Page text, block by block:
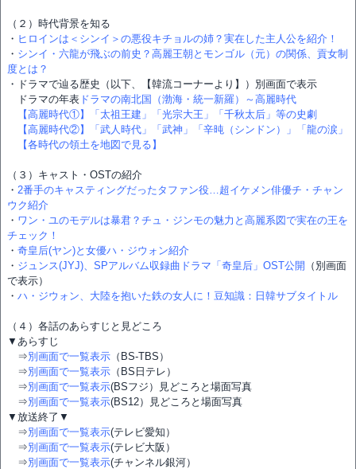
（２）時代背景を知る
・ ヒロインは＜シンイ＞の悪役キチョルの姉？実在した主人公を紹介！
・ シンイ・六龍が飛ぶの前史？高麗王朝とモンゴル（元）の関係、貢女制
度とは？
・ドラマで辿る歴史（以下、【韓流コーナーより】）別画面で表示
ドラマの年表 ドラマの南北国（渤海・統一新羅）～高麗時代
【高麗時代①】「太祖王建」「光宗大王」「千秋太后」等の史劇
【高麗時代②】「武人時代」「武神」「辛旽（シンドン）」「龍の涙」
【各時代の領土を地図で見る】
（３）キャスト・OSTの紹介
・ 2番手のキャスティングだったタファン役…超イケメン俳優チ・チャン
ウク紹介
・ ワン・ユのモデルは暴君？チュ・ジンモの魅力と高麗系図で実在の王を
チェック！
・ 奇皇后(ヤン)と女優ハ・ジウォン紹介
・ ジュンス(JYJ)、SPアルバム収録曲ドラマ「奇皇后」OST公開
（別画面
で表示）
・ ハ・ジウォン、大陸を抱いた鉄の女人に！豆知識：日韓サブタイトル
（４）各話のあらすじと見どころ
▼あらすじ
⇒別画面で一覧表示 （BS-TBS）
⇒別画面で一覧表示 （BS日テレ）
⇒別画面で一覧表示(BSフジ）見どころと場面写真
⇒別画面で一覧表示(BS12）見どころと場面写真
▼放送終了▼
⇒別画面で一覧表示(テレビ愛知）
⇒別画面で一覧表示(テレビ大阪）
⇒別画面で一覧表示(チャンネル銀河）